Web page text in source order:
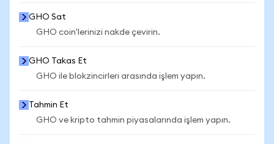
GHO Sat
GHO coin'lerinizi nakde çevirin.
GHO Takas Et
GHO ile blokzincirleri arasında işlem yapın.
Tahmin Et
GHO ve kripto tahmin piyasalarında işlem yapın.